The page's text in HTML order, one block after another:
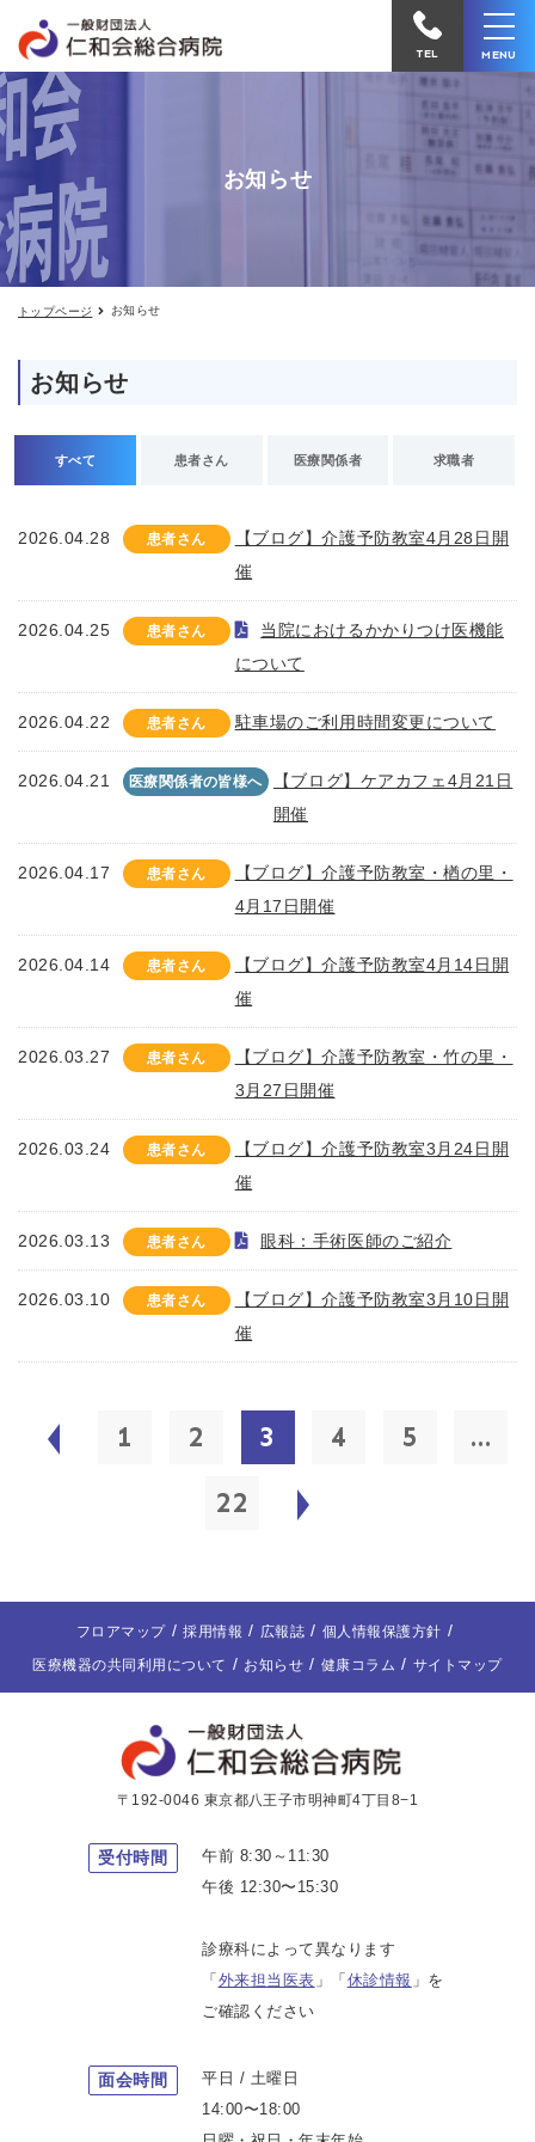
せ
病
院
電
TEL MENU
お知らせ
トップページ お知らせ
お知らせ
すべて 患者さん 医療関係者 求職者
2026.04.28 患者さん
【ブログ】介護予防教室4月28日開
催
2026.04.25 患者さん
当院におけるかかりつけ医機能
について
2026.04.22 患者さん 駐車場のご利用時間変更について
2026.04.21 医療関係者の皆様へ
【ブログ】ケアカフェ4月21日
開催
2026.04.17 患者さん
【ブログ】介護予防教室・楢の里・
4月17日開催
2026.04.14 患者さん
【ブログ】介護予防教室4月14日開
催
2026.03.27 患者さん
【ブログ】介護予防教室・竹の里・
3月27日開催
2026.03.24 患者さん
【ブログ】介護予防教室3月24日開
催
2026.03.13 患者さん 眼科：手術医師のご紹介
2026.03.10 患者さん
【ブログ】介護予防教室3月10日開
催
1 2 3 4 5
...
22
フロアマップ 採用情報 広報誌
個人情報保護方針
医療機器の共同利用について
お知らせ 健康コラム サイトマップ
〒192-0046 東京都八王子市明神町4丁目8−1
受付時間
午前 8:30～11:30
午後 12:30〜15:30
診療科によって異なります
「 外来担当医表 」「 休診情報 」を
ご確認ください
面会時間
平日 / 土曜日
14:00〜18:00